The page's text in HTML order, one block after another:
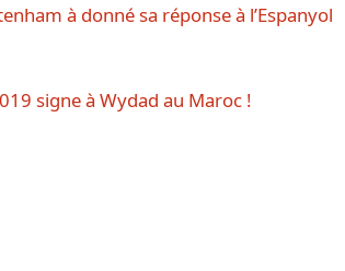
à donné sa réponse à l’Espanyol
signe à Wydad au Maroc !